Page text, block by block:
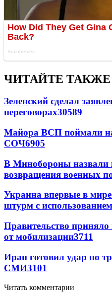
ЧИТАЙТЕ ТАКЖЕ
Зеленский сделал
переговорах30589
Майора ВСП поймали
СОЧ6905
В Минобороны назвали
возвращения военных
Украина впервые в
штурм с
Правительство приняло
от мобилизации3711
Иран готовил удар по
СМИ3101
Читать комментарии